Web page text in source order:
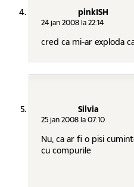
pinkISH
24 jan 2008 la 22:14
cred ca mi-ar exploda
Silvia
25 jan 2008 la 07:10
Nu, ca ar fi o pisi
cu compurile